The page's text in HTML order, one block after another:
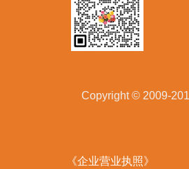
Copyright © 2009-
《企业营业执照》